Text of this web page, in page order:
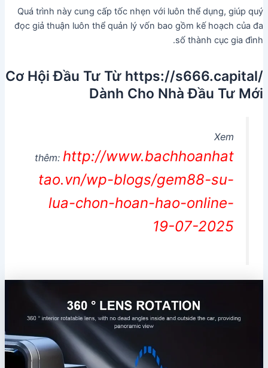
Quá trình này cung cấp tốc nhẹn với luôn thể dụng, giúp quý
đọc giả thuận luôn thể quản lý vốn bao gồm kế hoạch của đa
số thành cục gia đình.
Cơ Hội Đầu Tư Từ https://s666.capital/
Dành Cho Nhà Đầu Tư Mới
Xem
thêm: http://www.bachhoanhat
tao.vn/wp-blogs/gem88-su-
lua-chon-hoan-hao-online-
19-07-2025